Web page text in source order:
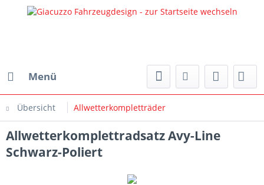
Menü
Übersicht Allwetterkompletträder
Allwetterkomplettradsatz Avy-Line
Schwarz-Poliert